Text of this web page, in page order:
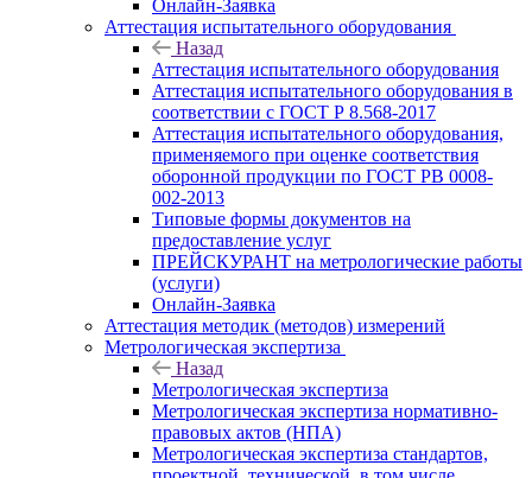
Онлайн-Заявка
Аттестация испытательного оборудования
Назад
Аттестация испытательного оборудования
Аттестация испытательного оборудования в
соответствии с ГОСТ Р 8.568-2017
Аттестация испытательного оборудования,
применяемого при оценке соответствия
оборонной продукции по ГОСТ РВ 0008-
002-2013
Типовые формы документов на
предоставление услуг
ПРЕЙСКУРАНТ на метрологические работы
(услуги)
Онлайн-Заявка
Аттестация методик (методов) измерений
Метрологическая экспертиза
Назад
Метрологическая экспертиза
Метрологическая экспертиза нормативно-
правовых актов (НПА)
Метрологическая экспертиза стандартов,